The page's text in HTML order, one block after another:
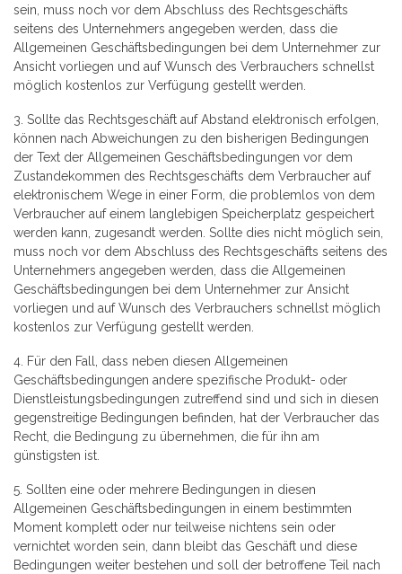
sein, muss noch vor dem Abschluss des Rechtsgeschäfts
seitens des Unternehmers angegeben werden, dass die
Allgemeinen Geschäftsbedingungen bei dem Unternehmer zur
Ansicht vorliegen und auf Wunsch des Verbrauchers schnellst
möglich kostenlos zur Verfügung gestellt werden.
3. Sollte das Rechtsgeschäft auf Abstand elektronisch erfolgen,
können nach Abweichungen zu den bisherigen Bedingungen
der Text der Allgemeinen Geschäftsbedingungen vor dem
Zustandekommen des Rechtsgeschäfts dem Verbraucher auf
elektronischem Wege in einer Form, die problemlos von dem
Verbraucher auf einem langlebigen Speicherplatz gespeichert
werden kann, zugesandt werden. Sollte dies nicht möglich sein,
muss noch vor dem Abschluss des Rechtsgeschäfts seitens des
Unternehmers angegeben werden, dass die Allgemeinen
Geschäftsbedingungen bei dem Unternehmer zur Ansicht
vorliegen und auf Wunsch des Verbrauchers schnellst möglich
kostenlos zur Verfügung gestellt werden.
4. Für den Fall, dass neben diesen Allgemeinen
Geschäftsbedingungen andere spezifische Produkt- oder
Dienstleistungsbedingungen zutreffend sind und sich in diesen
gegenstreitige Bedingungen befinden, hat der Verbraucher das
Recht, die Bedingung zu übernehmen, die für ihn am
günstigsten ist.
5. Sollten eine oder mehrere Bedingungen in diesen
Allgemeinen Geschäftsbedingungen in einem bestimmten
Moment komplett oder nur teilweise nichtens sein oder
vernichtet worden sein, dann bleibt das Geschäft und diese
Bedingungen weiter bestehen und soll der betroffene Teil nach